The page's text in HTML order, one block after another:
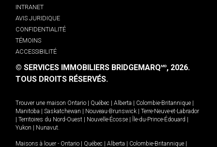
INTRANET
AVIS JURIDIQUE
CONFIDENTIALITÉ
TÉMOINS
ACCESSIBILITÉ
© SERVICES IMMOBILIERS BRIDGEMARQMD, 2026.
TOUS DROITS RÉSERVÉS.
Trouver une maison Ontario | Québec | Alberta | Colombie-Britannique |
Manitoba | Saskatchewan | Nouveau-Brunswick | Terre-Neuve-et-Labrador
| Territoires du Nord-Ouest | Nouvelle-Écosse | Île-du-Prince-Édouard |
Yukon | Nunavut
Maisons à louer - Ontario | Québec | Alberta | Colombie-Britannique |